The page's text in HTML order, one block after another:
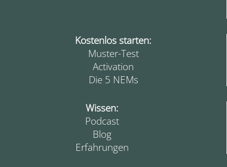
Kostenlos starten:
Muster-Test
Activation
Die 5 NEMs
Wissen:
Podcast
Blog
Erfahrungen